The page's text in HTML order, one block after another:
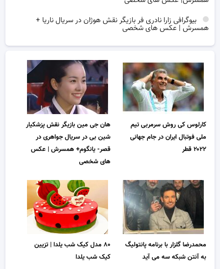
بیوگرافی زارا نادری فر بازیگر نقش هوژان در سریال ناریا +
همسرش | عکس های شخصی
کارلوس کی روش سرمربی تیم
ملی فوتبال ایران در جام جهانی
۲۰۲۲ قطر
هان جی مین بازیگر نقش پزشکیار
شین بی در سریال جواهری در
قصر- یانگوم+ همسرش | عکس
های شخصی
محمدرضا گلزار با برنامه پانتولیگ
به آنتن شبکه سه می آید
۸۰ مدل کیک شب یلدا | تزیین
کیک شب یلدا